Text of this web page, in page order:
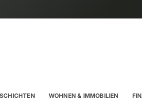
WOHNEN & IMMOBILIEN